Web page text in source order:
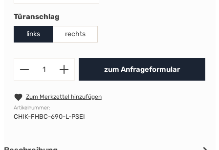
Türanschlagauswählen
links rechts
Produkt Anzahl: Gib den
zum Anfrageformular
Zum Merkzettel hinzufügen
Artikelnummer:
CHIK-FHBC-690-L-PSEI